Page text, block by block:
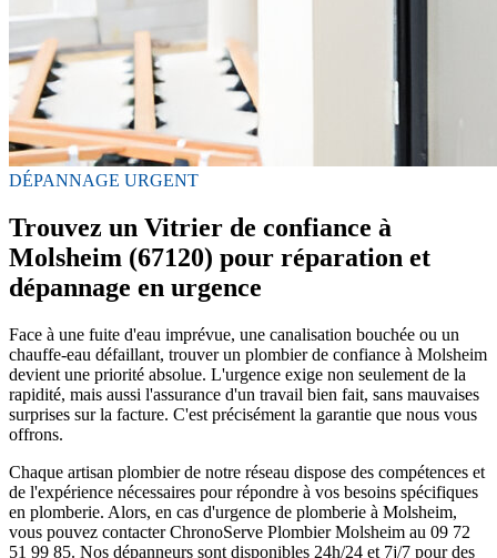
DÉPANNAGE URGENT
Trouvez un Vitrier de confiance à
Molsheim (67120) pour réparation et
dépannage en urgence
Face à une fuite d'eau imprévue, une canalisation bouchée ou un
chauffe-eau défaillant, trouver un plombier de confiance à Molsheim
devient une priorité absolue. L'urgence exige non seulement de la
rapidité, mais aussi l'assurance d'un travail bien fait, sans mauvaises
surprises sur la facture. C'est précisément la garantie que nous vous
offrons.
Chaque artisan plombier de notre réseau dispose des compétences et
de l'expérience nécessaires pour répondre à vos besoins spécifiques
en plomberie. Alors, en cas d'urgence de plomberie à Molsheim,
vous pouvez contacter ChronoServe Plombier Molsheim au 09 72
51 99 85. Nos dépanneurs sont disponibles 24h/24 et 7j/7 pour des